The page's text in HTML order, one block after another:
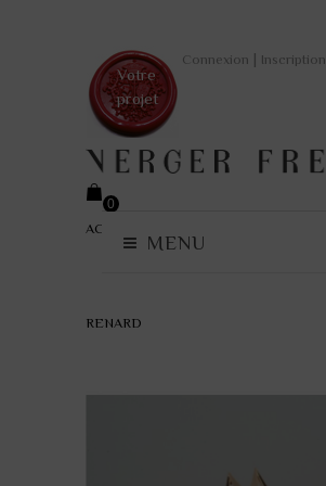
Connexion | Inscription
0
(vide)
Votre
projet
MENU
ACCUEIL
RENARD